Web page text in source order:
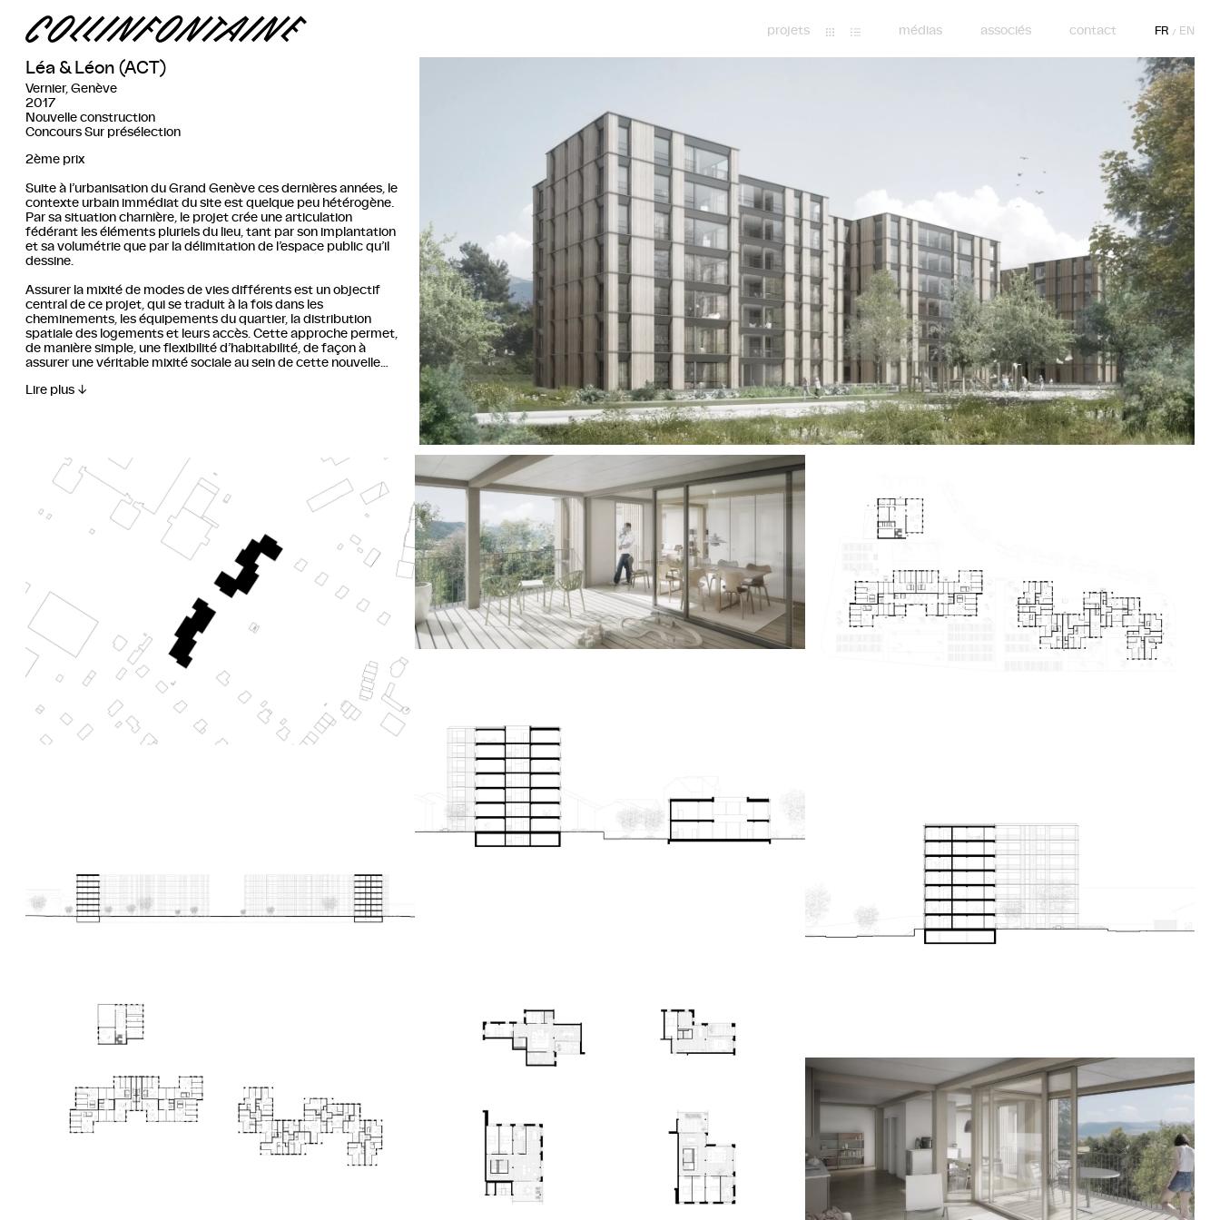
projets médias associés contact FR / EN
Léa & Léon (ACT)
Vernier, Genève
2017
Nouvelle construction
Concours Sur présélection
2ème prix
Suite à l’urbanisation du Grand Genève ces dernières années, le
contexte urbain immédiat du site est quelque peu hétérogène.
Par sa situation charnière, le projet crée une articulation
fédérant les éléments pluriels du lieu, tant par son implantation
et sa volumétrie que par la délimitation de l’espace public qu’il
dessine.
Assurer la mixité de modes de vies différents est un objectif
central de ce projet, qui se traduit à la fois dans les
cheminements, les équipements du quartier, la distribution
spatiale des logements et leurs accès. Cette approche permet,
de manière simple, une flexibilité d’habitabilité, de façon à
assurer une véritable mixité sociale au sein de cette nouvelle
volumétrie générale des deux bâtiments est rythmée par la
structure, qui définit la forme et la taille des pièces, à l’intérieur
de chaque logement. En façades, la dimension des éléments
pleins est en lien avec cette structure. Les fenêtres sont
déclinées à partir d’un motif vertical et traduisent sans détour la
hiérarchie des différentes pièces. Bien que rationnel, ce système
de grille structurelle permet d’établir de nombreuses
déclinaisons d’appartements.
En collaboration avec ADR Architectes et Face à Face
infographie © Pilippe Cointault
Lire plus
Précédent